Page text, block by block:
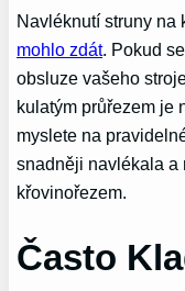
Navléknutí struny na
mohlo zdát. Pokud
obsluze vašeho
kulatým průřezem je
myslete na
snadněji navlékala a
křovinořezem.
Často